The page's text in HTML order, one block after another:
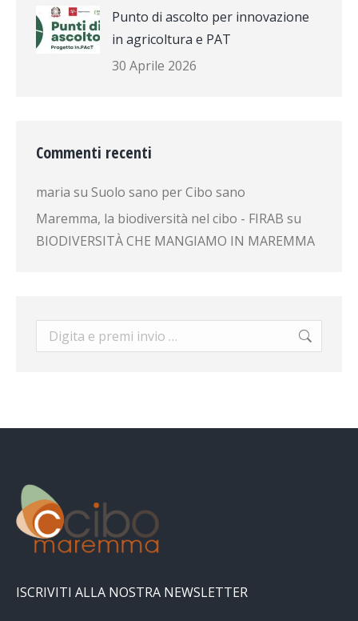
Punto di ascolto per innovazione
in agricoltura e PAT
30 Aprile 2026
Commenti recenti
maria su Suolo sano per Cibo sano
Maremma, la biodiversità nel cibo - FIRAB su
BIODIVERSITÀ CHE MANGIAMO IN MAREMMA
Cerca:
ISCRIVITI ALLA NOSTRA NEWSLETTER